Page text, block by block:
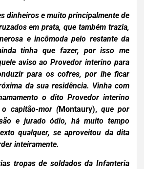
dinheiros e muito principalmente de
em prata, que também trazia,
e incômoda pelo restante da
tinha que fazer, por isso me
aviso ao Provedor interino para
para os cofres, por lhe ficar
da sua residência. Vinha com
o dito Provedor interino
capitão-mor (Montaury), que por
e jurado ódio, há muito tempo
qualquer, se aproveitou da dita
inteiramente.
tropas de soldados da Infanteria